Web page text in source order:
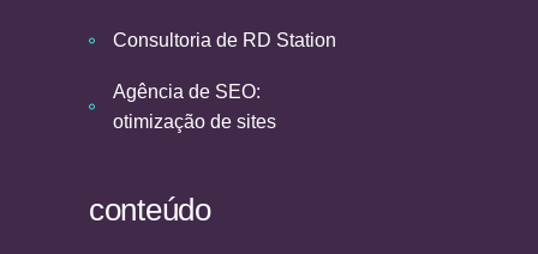
Consultoria de RD Station
Agência de SEO:
otimização de sites
conteúdo